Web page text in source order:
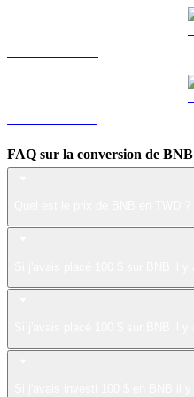
FAQ sur la conversion de BNB